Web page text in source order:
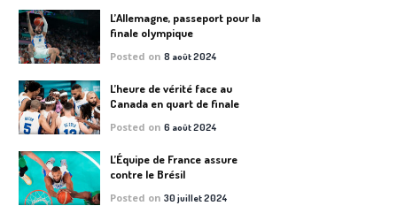
L’Allemagne, passeport pour la
finale olympique
Posted on8 août 2024
L’heure de vérité face au
Canada en quart de finale
Posted on6 août 2024
L’Équipe de France assure
contre le Brésil
Posted on30 juillet 2024